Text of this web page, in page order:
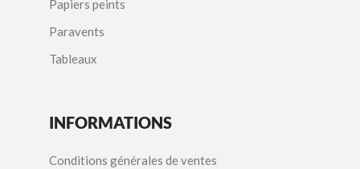
Papiers peints
Paravents
Tableaux
INFORMATIONS
Conditions générales de ventes